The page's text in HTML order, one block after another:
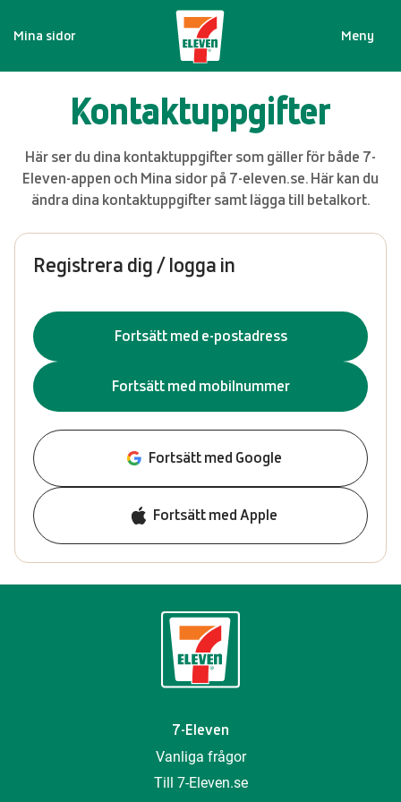
Mina sidor Meny
Kontaktuppgifter
Här ser du dina kontaktuppgifter som gäller för både 7-
Eleven-appen och Mina sidor på 7-eleven.se. Här kan du
ändra dina kontaktuppgifter samt lägga till betalkort.
Registrera dig / logga in
Fortsätt med e-postadress
Fortsätt med mobilnummer
Fortsätt med Google
Fortsätt med Apple
7-Eleven
Vanliga frågor
Till 7-Eleven.se